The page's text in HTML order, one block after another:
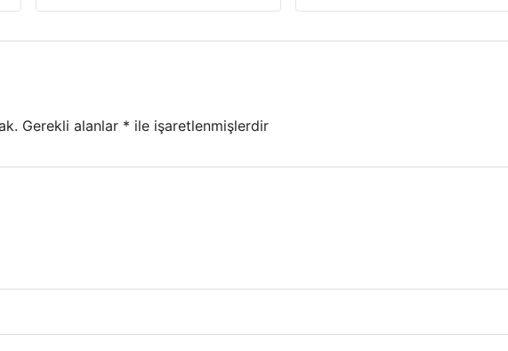
Gerekli alanlar * ile işaretlenmişlerdir